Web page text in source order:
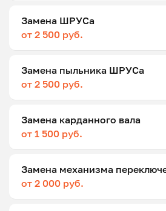
Замена ШРУСа
от 2 500 руб.
Замена пыльника ШРУСа
от 2 500 руб.
Замена карданного вала
от 1 500 руб.
Замена механизма
от 2 000 руб.